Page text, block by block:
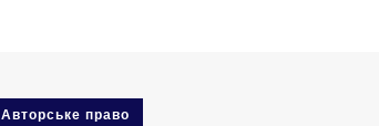
Авторське право